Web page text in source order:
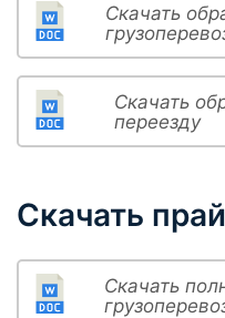
Скачать
Скачать
переезду
Скачать
Скачать